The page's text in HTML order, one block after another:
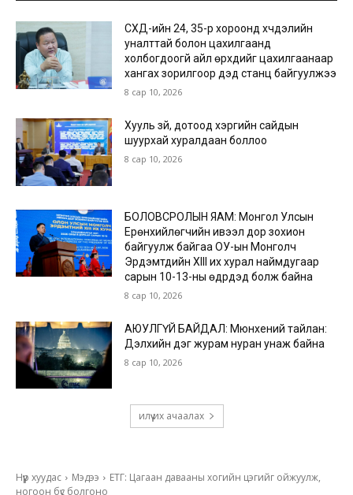
СХД-ийн 24, 35-р хороонд хүчдэлийн
уналттай болон цахилгаанд
холбогдоогүй айл өрхүүдийг цахилгаанаар
хангах зорилгоор дэд станц байгуулжээ
8 сар 10, 2026
Хууль зүй, дотоод хэргийн сайдын
шуурхай хуралдаан боллоо
8 сар 10, 2026
БОЛОВСРОЛЫН ЯАМ: Монгол Улсын
Ерөнхийлөгчийн ивээл дор зохион
байгуулж байгаа ОУ-ын Монголч
Эрдэмтдийн XIII их хурал наймдугаар
сарын 10-13-ны өдрүүдэд болж байна
8 сар 10, 2026
АЮУЛГҮЙ БАЙДАЛ: Мюнхений тайлан:
Дэлхийн дэг журам нуран унаж байна
8 сар 10, 2026
илүү их ачаалах